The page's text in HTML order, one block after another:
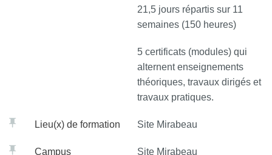
21,5 jours répartis sur 11
semaines (150 heures)
5 certificats (modules) qui
alternent enseignements
théoriques, travaux dirigés et
travaux pratiques.
Lieu(x) de formation Site Mirabeau
Campus Site Mirabeau